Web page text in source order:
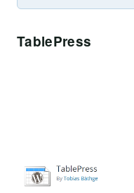
TablePress